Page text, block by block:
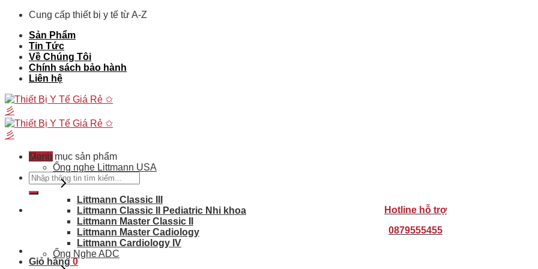
Skip
content
Cung cấp thiết bị y tế từ A-Z
Sản Phẩm
Tin Tức
Về Chúng Tôi
Chính sách bảo hành
Liên hệ
Menu
Tìm
kiếm:
Hotline hỗ trợ
0879555455
Giỏ hàng0
Danh mục sản phẩm
Ống nghe Littmann USA
Littmann Classic III
Littmann Classic II Pediatric Nhi khoa
Littmann Master Classic II
Littmann Master Cadiology
Littmann Cardiology IV
Ống Nghe ADC